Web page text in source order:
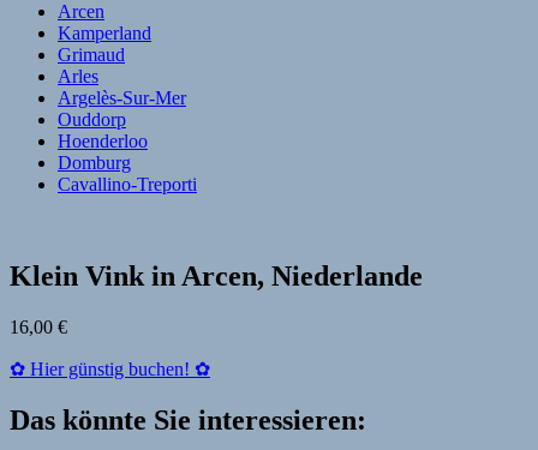
Arcen
Kamperland
Grimaud
Arles
Argelès-Sur-Mer
Ouddorp
Hoenderloo
Domburg
Cavallino-Treporti
Klein Vink in Arcen, Niederlande
16,00 €
✿ Hier günstig buchen! ✿
Das könnte Sie interessieren: